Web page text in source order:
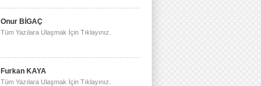
Onur BİGAÇ
Tüm Yazılara Ulaşmak İçin Tıklayınız.
Furkan KAYA
Tüm Yazılara Ulaşmak İçin Tıklayınız.